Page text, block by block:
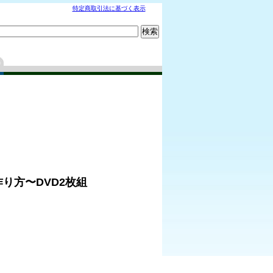
特定商取引法に基づく表示
方〜DVD2枚組